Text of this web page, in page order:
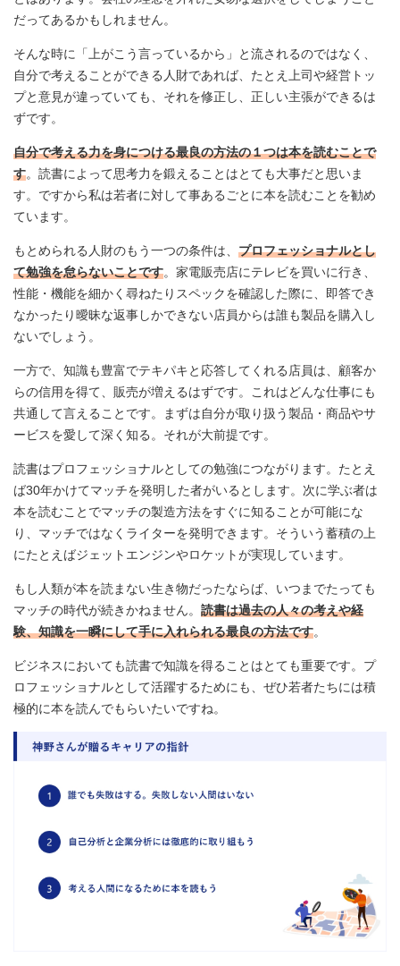
だってあるかもしれません。
そんな時に「上がこう言っているから」と流されるのではなく、
自分で考えることができる人財であれば、たとえ上司や経営トッ
プと意見が違っていても、それを修正し、正しい主張ができるは
ずです。
自分で考える力を身につける最良の方法の１つは本を読むことで
す。読書によって思考力を鍛えることはとても大事だと思いま
す。ですから私は若者に対して事あるごとに本を読むことを勧め
ています。
もとめられる人財のもう一つの条件は、 プロフェッショナルとし
て勉強を怠らないことです。家電販売店にテレビを買いに行き、
性能・機能を細かく尋ねたりスペックを確認した際に、即答でき
なかったり曖昧な返事しかできない店員からは誰も製品を購入し
ないでしょう。
一方で、知識も豊富でテキパキと応答してくれる店員は、顧客か
らの信用を得て、販売が増えるはずです。これはどんな仕事にも
共通して言えることです。まずは自分が取り扱う製品・商品やサ
ービスを愛して深く知る。それが大前提です。
読書はプロフェッショナルとしての勉強につながります。たとえ
ば30年かけてマッチを発明した者がいるとします。次に学ぶ者は
本を読むことでマッチの製造方法をすぐに知ることが可能にな
り、マッチではなくライターを発明できます。そういう蓄積の上
にたとえばジェットエンジンやロケットが実現しています。
もし人類が本を読まない生き物だったならば、いつまでたっても
マッチの時代が続きかねません。 読書は過去の人々の考えや経
験、知識を一瞬にして手に入れられる最良の方法です。
ビジネスにおいても読書で知識を得ることはとても重要です。プ
ロフェッショナルとして活躍するためにも、ぜひ若者たちには積
極的に本を読んでもらいたいですね。